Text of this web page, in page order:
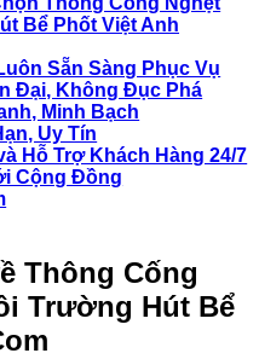
Bể Phốt Việt Anh
Sẵn Sàng Phục Vụ
Đại, Không Đục Phá
Minh Bạch
Uy Tín
Hỗ Trợ Khách Hàng 24/7
Cộng Đồng
Thông Cống
Trường Hút Bể